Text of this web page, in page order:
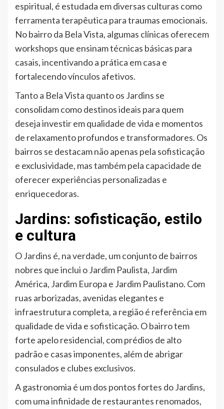
espiritual, é estudada em diversas culturas como
ferramenta terapêutica para traumas emocionais.
No bairro da Bela Vista, algumas clínicas oferecem
workshops que ensinam técnicas básicas para
casais, incentivando a prática em casa e
fortalecendo vínculos afetivos.
Tanto a Bela Vista quanto os Jardins se
consolidam como destinos ideais para quem
deseja investir em qualidade de vida e momentos
de relaxamento profundos e transformadores. Os
bairros se destacam não apenas pela sofisticação
e exclusividade, mas também pela capacidade de
oferecer experiências personalizadas e
enriquecedoras.
Jardins: sofisticação, estilo
e cultura
O Jardins é, na verdade, um conjunto de bairros
nobres que inclui o Jardim Paulista, Jardim
América, Jardim Europa e Jardim Paulistano. Com
ruas arborizadas, avenidas elegantes e
infraestrutura completa, a região é referência em
qualidade de vida e sofisticação. O bairro tem
forte apelo residencial, com prédios de alto
padrão e casas imponentes, além de abrigar
consulados e clubes exclusivos.
A gastronomia é um dos pontos fortes do Jardins,
com uma infinidade de restaurantes renomados,